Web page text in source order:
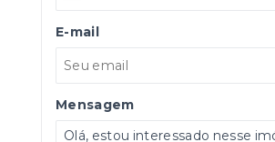
E-mail
Mensagem